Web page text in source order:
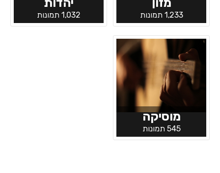
1,233 תמונות 1,032 תמונות
מוסיקה
545 תמונות